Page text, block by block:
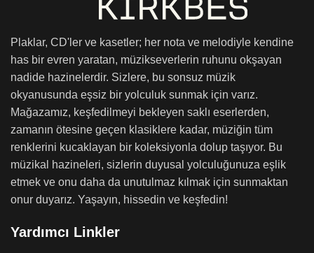
Plaklar, CD'ler ve kasetler; her nota ve melodiyle kendine
has bir evren yaratan, müzikseverlerin ruhunu okşayan
nadide hazinelerdir. Sizlere, bu sonsuz müzik
okyanusunda eşsiz bir yolculuk sunmak için varız.
Mağazamız, keşfedilmeyi bekleyen saklı eserlerden,
zamanın ötesine geçen klasiklere kadar, müziğin tüm
renklerini kucaklayan bir koleksiyonla dolup taşıyor. Bu
müzikal hazineleri, sizlerin duyusal yolculuğunuza eşlik
etmek ve onu daha da unutulmaz kılmak için sunmaktan
onur duyarız. Yaşayın, hissedin ve keşfedin!
Yardımcı Linkler